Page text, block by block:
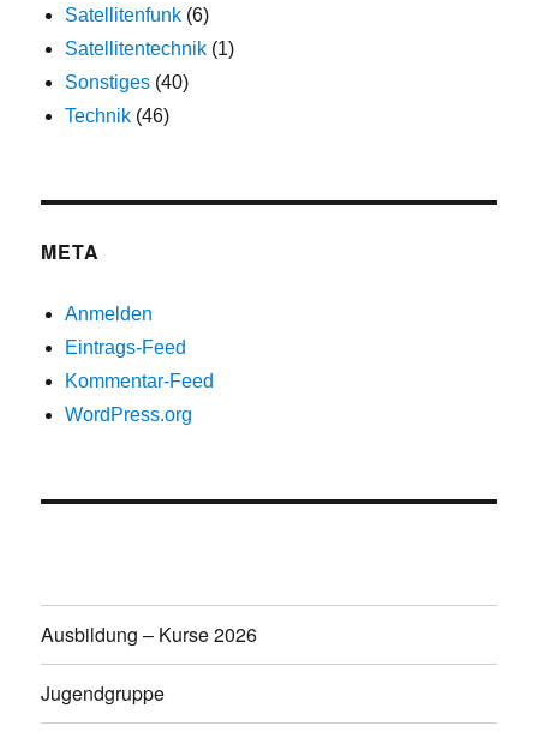
Satellitenfunk (6)
Satellitentechnik (1)
Sonstiges (40)
Technik (46)
META
Anmelden
Eintrags-Feed
Kommentar-Feed
WordPress.org
Ausbildung – Kurse 2026
Jugendgruppe